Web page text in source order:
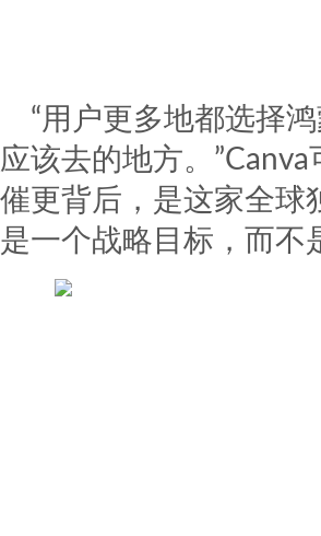
“用户更多地都选择
应该去的地方。
催更背后，是这家全
是一个战略目标，而不